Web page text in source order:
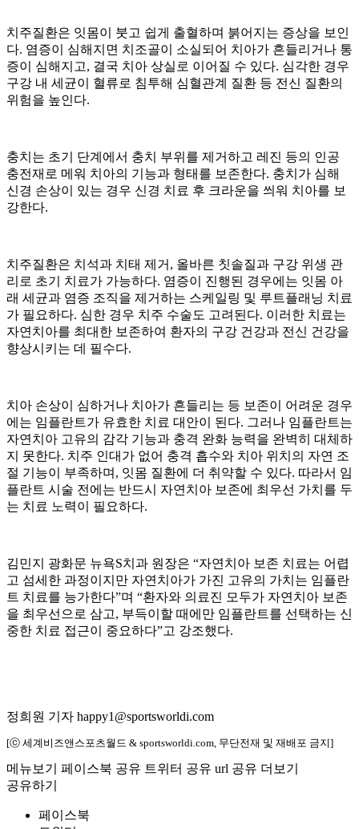
치주질환은 잇몸이 붓고 쉽게 출혈하며 붉어지는 증상을 보인
다. 염증이 심해지면 치조골이 소실되어 치아가 흔들리거나 통
증이 심해지고, 결국 치아 상실로 이어질 수 있다. 심각한 경우
구강 내 세균이 혈류로 침투해 심혈관계 질환 등 전신 질환의
위험을 높인다.
충치는 초기 단계에서 충치 부위를 제거하고 레진 등의 인공
충전재로 메워 치아의 기능과 형태를 보존한다. 충치가 심해
신경 손상이 있는 경우 신경 치료 후 크라운을 씌워 치아를 보
강한다.
치주질환은 치석과 치태 제거, 올바른 칫솔질과 구강 위생 관
리로 초기 치료가 가능하다. 염증이 진행된 경우에는 잇몸 아
래 세균과 염증 조직을 제거하는 스케일링 및 루트플래닝 치료
가 필요하다. 심한 경우 치주 수술도 고려된다. 이러한 치료는
자연치아를 최대한 보존하여 환자의 구강 건강과 전신 건강을
향상시키는 데 필수다.
치아 손상이 심하거나 치아가 흔들리는 등 보존이 어려운 경우
에는 임플란트가 유효한 치료 대안이 된다. 그러나 임플란트는
자연치아 고유의 감각 기능과 충격 완화 능력을 완벽히 대체하
지 못한다. 치주 인대가 없어 충격 흡수와 치아 위치의 자연 조
절 기능이 부족하며, 잇몸 질환에 더 취약할 수 있다. 따라서 임
플란트 시술 전에는 반드시 자연치아 보존에 최우선 가치를 두
는 치료 노력이 필요하다.
김민지 광화문 뉴욕S치과 원장은 “자연치아 보존 치료는 어렵
고 섬세한 과정이지만 자연치아가 가진 고유의 가치는 임플란
트 치료를 능가한다”며 “환자와 의료진 모두가 자연치아 보존
을 최우선으로 삼고, 부득이할 때에만 임플란트를 선택하는 신
중한 치료 접근이 중요하다”고 강조했다.
정희원 기자 happy1@sportsworldi.com
[ⓒ 세계비즈앤스포츠월드 & sportsworldi.com, 무단전재 및 재배포 금지]
메뉴보기 페이스북 공유 트위터 공유 url 공유 더보기
공유하기
페이스북